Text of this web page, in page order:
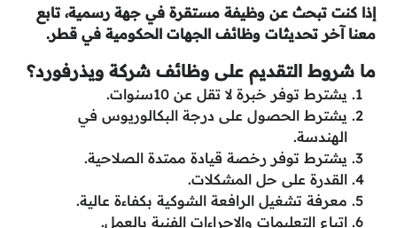
إذا كنت تبحث عن وظيفة مستقرة في جهة رسمية، تابع
معنا آخر تحديثات وظائف الجهات الحكومية في قطر.
ما شروط التقديم على وظائف شركة ويذرفورد؟
يشترط توفر خبرة لا تقل عن 10سنوات.
يشترط الحصول على درجة البكالوريوس في
الهندسة.
يشترط توفر رخصة قيادة ممتدة الصلاحية.
القدرة على حل المشكلات.
معرفة تشغيل الرافعة الشوكية بكفاءة عالية.
اتباع التعليمات والاجراءات الفنية بالعمل.